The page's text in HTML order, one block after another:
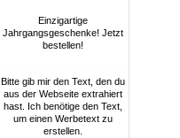
Einzigartige
Jahrgangsgeschenke! Jetzt
bestellen!
Bitte gib mir den Text, den du
aus der Webseite extrahiert
hast. Ich benötige den Text,
um einen Werbetext zu
erstellen.